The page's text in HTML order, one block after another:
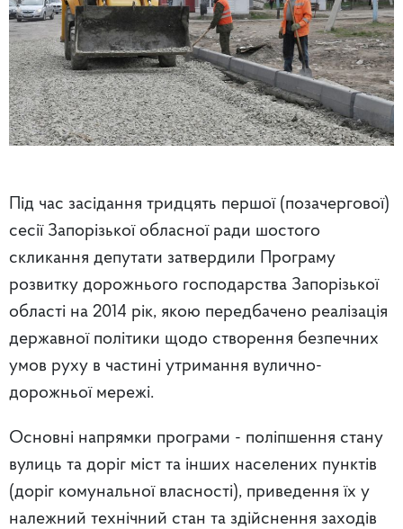
Під час засідання тридцять першої (позачергової)
сесії Запорізької обласної ради шостого
скликання депутати затвердили Програму
розвитку дорожнього господарства Запорізької
області на 2014 рік, якою передбачено реалізація
державної політики щодо створення безпечних
умов руху в частині утримання вулично-
дорожньої мережі.
Основні напрямки програми - поліпшення стану
вулиць та доріг міст та інших населених пунктів
(доріг комунальної власності), приведення їх у
належний технічний стан та здійснення заходів